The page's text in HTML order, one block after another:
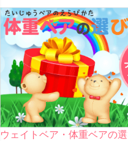
ウェイトベア・体重ベアの